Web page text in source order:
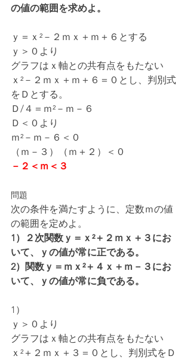
の値の範囲を求めよ。
ｙ＝ｘ²－２ｍｘ＋ｍ＋６とする
ｙ＞０より
グラフはｘ軸との共有点をもたない
ｘ²－２ｍｘ＋ｍ＋６＝０とし、判別式
をＤとする。
Ｄ/４＝ｍ²－ｍ－６
Ｄ＜０より
ｍ²－ｍ－６＜０
（ｍ－３）（ｍ＋２）＜０
－２＜ｍ＜３
問題
次の条件を満たすように、定数ｍの値
の範囲を定めよ。
1）２次関数ｙ＝ｘ²＋２ｍｘ＋３にお
いて、ｙの値が常に正である。
2）関数ｙ＝ｍｘ²＋４ｘ＋ｍ－３にお
いて、ｙの値が常に負である。
1）
ｙ＞０より
グラフはｘ軸との共有点をもたない
ｘ²＋２ｍｘ＋３＝０とし、判別式をＤ